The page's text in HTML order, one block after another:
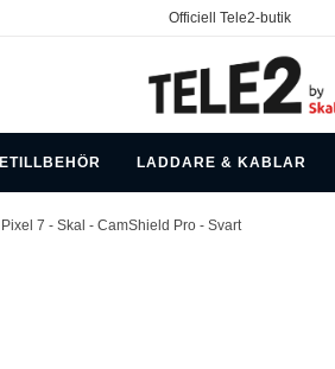
Officiell Tele2-butik
LADDARE & KABLAR
7 - Skal - CamShield Pro - Svart